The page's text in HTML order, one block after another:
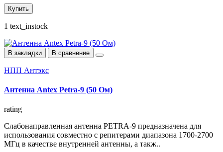
Купить
1 text_instock
В закладки В сравнение
НПП Антэкс
Антенна Antex Petra-9 (50 Ом)
rating
Слабонаправленная антенна PETRA-9 предназначена для
использования совместно с репитерами диапазона 1700-2700
МГц в качестве внутренней антенны, а такж..